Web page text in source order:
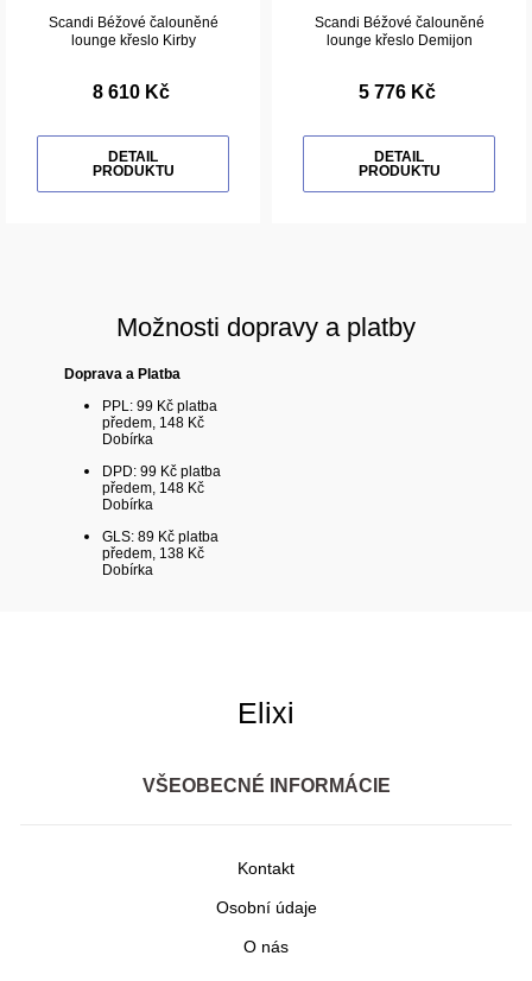
Scandi Béžové čalouněné
lounge křeslo Kirby
8 610 Kč
DETAIL
PRODUKTU
Scandi Béžové čalouněné
lounge křeslo Demijon
5 776 Kč
DETAIL
PRODUKTU
Možnosti dopravy a platby
Doprava a Platba
PPL: 99 Kč platba
předem, 148 Kč
Dobírka
DPD: 99 Kč platba
předem, 148 Kč
Dobírka
GLS: 89 Kč platba
předem, 138 Kč
Dobírka
Elixi
VŠEOBECNÉ INFORMÁCIE
Kontakt
Osobní údaje
O nás